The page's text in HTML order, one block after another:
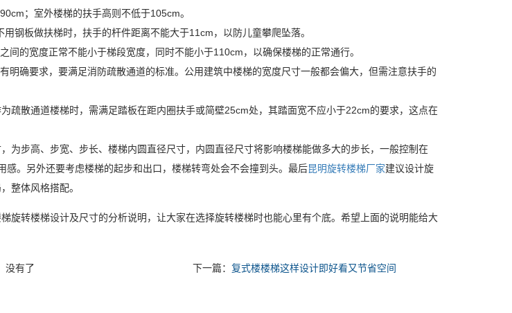
；室外楼梯的扶手高则不低于105cm。
板做扶梯时，扶手的杆件距离不能大于11cm，以防儿童攀爬坠落。
的宽度正常不能小于梯段宽度，同时不能小于110cm，以确保楼梯的正常通行。
确要求，要满足消防疏散通道的标准。公用建筑中楼梯的宽度尺寸一般都会偏大，但需注意扶手的
散通道楼梯时，需满足踏板在距内圈扶手或简壁25cm处，其踏面宽不应小于22cm的要求，这点在
步高、步宽、步长、楼梯内圆直径尺寸，内圆直径尺寸将影响楼梯能做多大的步长，一般控制在
感。另外还要考虑楼梯的起步和出口，楼梯转弯处会不会撞到头。最后昆明旋转楼梯厂家建议设计旋
整体风格搭配。
转楼梯设计及尺寸的分析说明，让大家在选择旋转楼梯时也能心里有个底。希望上面的说明能给大
没有了 下一篇：复式楼楼梯这样设计即好看又节省空间